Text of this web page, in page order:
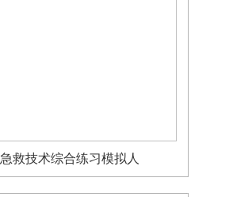
急救技术综合练习模拟人